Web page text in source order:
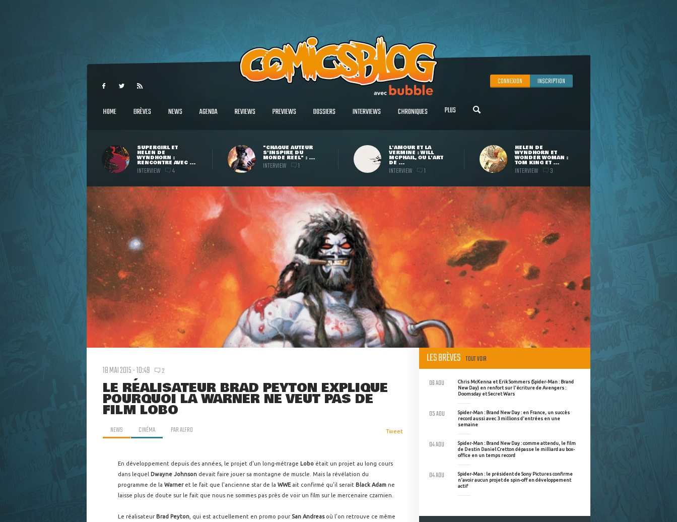
CONNEXION INSCRIPTION
HOME BRÈVES NEWS AGENDA REVIEWS PREVIEWS DOSSIERS INTERVIEWS CHRONIQUES PLUS
SUPERGIRL ET
HELEN DE
WYNDHORN :
RENCONTRE AVEC ...
INTERVIEW 4
"CHAQUE AUTEUR
S'INSPIRE DU
MONDE RÉEL" : ...
INTERVIEW 1
L'AMOUR ET LA
VERMINE : WILL
MCPHAIL, OU L'ART
DE ...
INTERVIEW 1
HELEN DE
WYNDHORN ET
WONDER WOMAN :
TOM KING ET ...
INTERVIEW 3
18 MAI 2015 - 10:49 2
LE RÉALISATEUR BRAD PEYTON EXPLIQUE
POURQUOI LA WARNER NE VEUT PAS DE
FILM LOBO
NEWS CINÉMA PARALFRO Tweet
En développement depuis des années, le projet d'un long-métrage Lobo était un projet au long cours
dans lequel Dwayne Johnson devait faire jouer sa montagne de muscle. Mais la révélation du
programme de la Warneret le fait que l'ancienne star de la WWE ait confirmé qu'il serait Black Adam ne
laisse plus de doute sur le fait que nous ne sommes pas près de voir un film sur le mercenaire czarnien.
Le réalisateur Brad Peyton , qui est actuellement en promo pour San Andreasoù l'on retrouve ce même
LES BRÈVES TOUT VOIR
Chris McKenna et Erik Sommers (Spider-Man : Brand
New Day) en renfort sur l'écriture de Avengers :
Doomsday et Secret Wars
06 AOU
Spider-Man : Brand New Day : en France, un succès
record aussi avec 3 millions d'entrées en une
semaine
05 AOU
Spider-Man : Brand New Day : comme attendu, le film
de Destin Daniel Cretton dépasse le milliard au box-
office en un temps record
04 AOU
Spider-Man : le président de Sony Pictures confirme
n'avoir aucun projet de spin-off en développement
actif
04 AOU